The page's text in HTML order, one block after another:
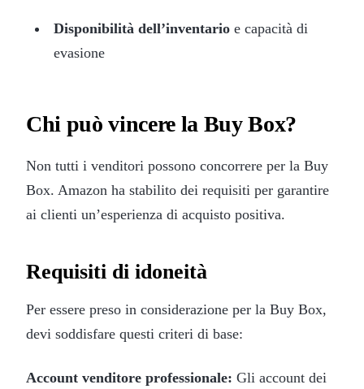
Disponibilità dell’inventarioe capacità di
evasione
Chi può vincere la Buy Box?
Non tutti i venditori possono concorrere per la Buy
Box. Amazon ha stabilito dei requisiti per garantire
ai clienti un’esperienza di acquisto positiva.
Requisiti di idoneità
Per essere preso in considerazione per la Buy Box,
devi soddisfare questi criteri di base:
Account venditore professionale: Gli account dei